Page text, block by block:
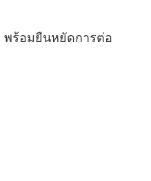
พร้อมยืนหยัดการต่อ